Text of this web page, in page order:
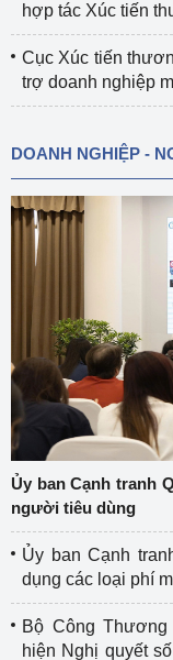
hợp tác Xúc tiến
Cục Xúc tiến
trợ doanh nghiệp
DOANH NGHIỆP -
Ủy ban Cạnh tranh
người tiêu dùng
Ủy ban Cạnh
dụng các loại phí
Bộ Công
hiện Nghị quyết